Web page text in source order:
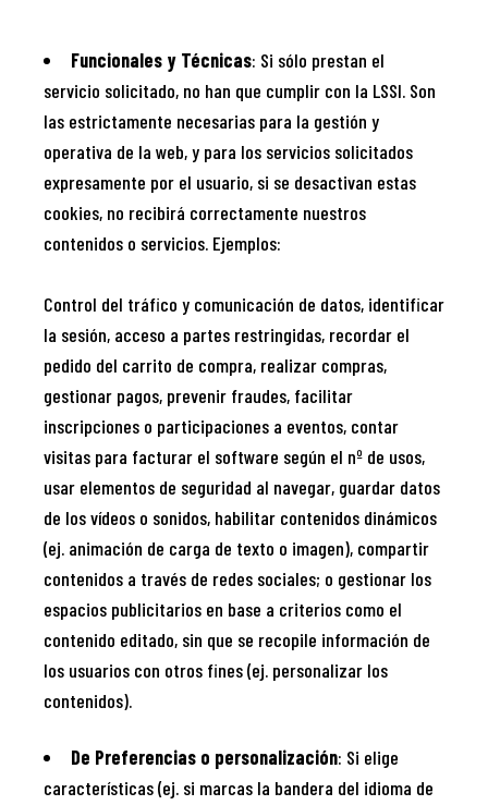
Funcionales y Técnicas: Si sólo prestan el
servicio solicitado, no han que cumplir con la LSSI. Son
las estrictamente necesarias para la gestión y
operativa de la web, y para los servicios solicitados
expresamente por el usuario, si se desactivan estas
cookies, no recibirá correctamente nuestros
contenidos o servicios. Ejemplos:
Control del tráfico y comunicación de datos, identificar
la sesión, acceso a partes restringidas, recordar el
pedido del carrito de compra, realizar compras,
gestionar pagos, prevenir fraudes, facilitar
inscripciones o participaciones a eventos, contar
visitas para facturar el software según el nº de usos,
usar elementos de seguridad al navegar, guardar datos
de los vídeos o sonidos, habilitar contenidos dinámicos
(ej. animación de carga de texto o imagen), compartir
contenidos a través de redes sociales; o gestionar los
espacios publicitarios en base a criterios como el
contenido editado, sin que se recopile información de
los usuarios con otros fines (ej. personalizar los
contenidos).
De Preferencias o personalización: Si elige
características (ej. si marcas la bandera del idioma de